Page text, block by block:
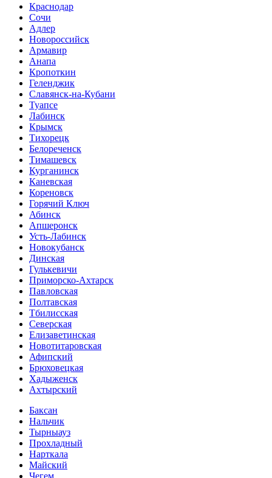
Краснодар
Сочи
Адлер
Новороссийск
Армавир
Анапа
Кропоткин
Геленджик
Славянск-на-Кубани
Туапсе
Лабинск
Крымск
Тихорецк
Белореченск
Тимашевск
Курганинск
Каневская
Кореновск
Горячий Ключ
Абинск
Апшеронск
Усть-Лабинск
Новокубанск
Динская
Гулькевичи
Приморско-Ахтарск
Павловская
Полтавская
Тбилисская
Северская
Елизаветинская
Новотитаровская
Афипский
Брюховецкая
Хадыженск
Ахтырский
Баксан
Нальчик
Тырныауз
Прохладный
Нарткала
Майский
Чегем